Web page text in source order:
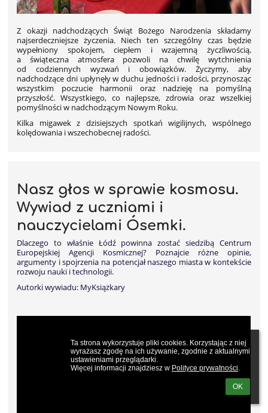
Ta strona wykorzystuje pliki cookies. Korzystając z niej
wyrażasz zgodę na ich używanie, zgodnie z aktualnymi
ustawieniami przeglądarki.
Więcej informacji znajdziesz w Polityce prywatności.
OK
Z okazji nadchodzących Świąt Bożego Narodzenia składamy
najserdeczniejsze życzenia. Niech ten szczególny czas będzie
wypełniony spokojem, ciepłem i wzajemną życzliwością,
a świąteczna atmosfera pozwoli na chwilę wytchnienia
od codziennych wyzwań i obowiązków. Życzymy, aby
nadchodzące dni upłynęły w duchu jedności i radości, przynosząc
wszystkim poczucie harmonii oraz nadzieję na pomyślną
przyszłość. Wszystkiego, co najlepsze, zdrowia oraz wszelkiej
pomyślności w nadchodzącym Nowym Roku.
Kilka migawek z dzisiejszych spotkań wigilijnych, wspólnego
kolędowania i wszechobecnej radości.
Nasz głos w sprawie kosmosu.
Wywiad z uczniami i
nauczycielami Ósemki.
Dlaczego to właśnie Łódź powinna zostać siedzibą Centrum
Europejskiej Agencji Kosmicznej? Poznajcie różne opinie,
argumenty i spojrzenia na potencjał naszego miasta w kontekście
rozwoju nauki i technologii.
Autorki wywiadu: MyKsiążkary